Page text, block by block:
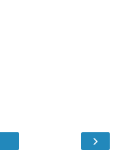
›